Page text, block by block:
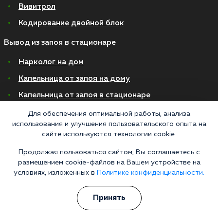
Вивитрол
Кодирование двойной блок
Вывод из запоя в стационаре
Нарколог на дом
Капельница от запоя на дому
Капельница от запоя в стационаре
Капельница от похмелья
Детоксикация
Лечение алкоголизма в стационаре
Для обеспечения оптимальной работы, анализа
использования и улучшения пользовательского опыта на
сайте используются технологии cookie.
Продолжая пользоваться сайтом, Вы соглашаетесь с
размещением cookie-файлов на Вашем устройстве на
условиях, изложенных в
Политике конфиденциальности.
Принять